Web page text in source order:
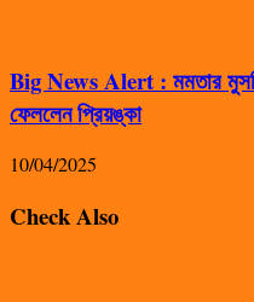
Big News Alert : মমতার
ফেললেন প্রিয়ঙ্কা
10/04/2025
Check Also